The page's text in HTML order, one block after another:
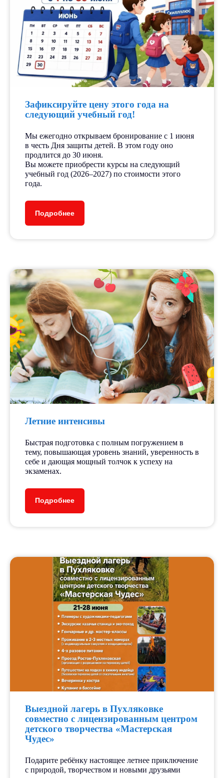
Зафиксируйте цену этого года на
следующий учебный год!
Мы ежегодно открываем бронирование с 1 июня
в честь Дня защиты детей. В этом году оно
продлится до 30 июня.
Вы можете приобрести курсы на следующий
учебный год (2026–2027) по стоимости этого
года.
Подробнее
Летние интенсивы
Быстрая подготовка с полным погружением в
тему, повышающая уровень знаний, уверенность в
себе и дающая мощный толчок к успеху на
экзаменах.
Подробнее
Выездной лагерь в Пухляковке
совместно с лицензированным центром
детского творчества «Мастерская
Чудес»
Подарите ребёнку настоящее летнее приключение
с природой, творчеством и новыми друзьями